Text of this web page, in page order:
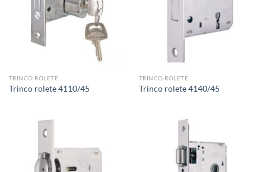
TRINCO ROLETE
Trinco rolete 4110/45
TRINCO ROLETE
Trinco rolete 4140/45